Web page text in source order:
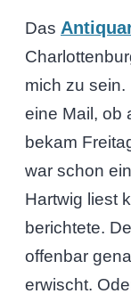
Das
mich zu
eine Mail, ob
bekam
war schon
Hartwig liest
berichtete.
offenbar
erwischt.